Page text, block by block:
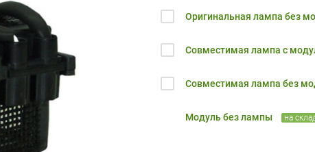
Оригинальная лампа без
Совместимая лампа с
Совместимая лампа без
Модуль без лампы на